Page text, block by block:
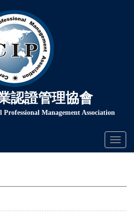
認證管理協會
Management Association